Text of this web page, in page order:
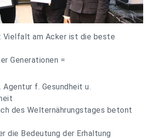
Vielfalt am Acker ist die beste
Generationen =
Agentur f. Gesundheit u.
des Welternährungstages betont
die Bedeutung der Erhaltung